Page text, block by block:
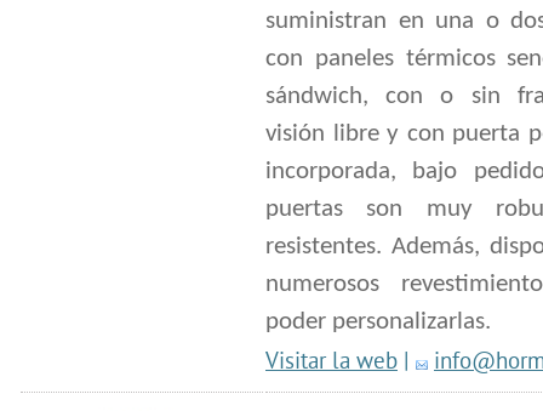
suministran en una o
con paneles térmicos
sándwich, con o sin
visión libre y con puerta
incorporada, bajo
puertas son muy
resistentes. Además,
numerosos
poder personalizarlas.
Visitar la web |